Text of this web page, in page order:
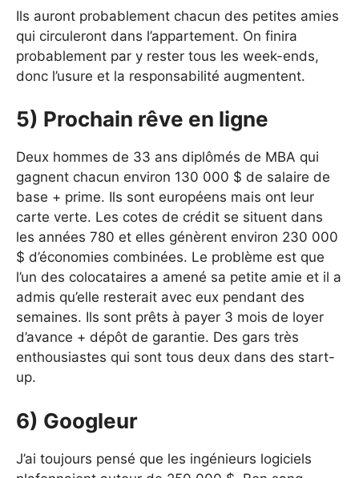
Ils auront probablement chacun des petites amies
qui circuleront dans l’appartement. On finira
probablement par y rester tous les week-ends,
donc l’usure et la responsabilité augmentent.
5) Prochain rêve en ligne
Deux hommes de 33 ans diplômés de MBA qui
gagnent chacun environ 130 000 $ de salaire de
base + prime. Ils sont européens mais ont leur
carte verte. Les cotes de crédit se situent dans
les années 780 et elles génèrent environ 230 000
$ d’économies combinées. Le problème est que
l’un des colocataires a amené sa petite amie et il a
admis qu’elle resterait avec eux pendant des
semaines. Ils sont prêts à payer 3 mois de loyer
d’avance + dépôt de garantie. Des gars très
enthousiastes qui sont tous deux dans des start-
up.
6) Googleur
J’ai toujours pensé que les ingénieurs logiciels